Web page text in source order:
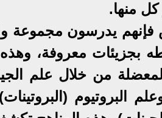
منها.
فإنهم يدرسون
بجزيئات معروفة،
من خلال علم
البروتيوم